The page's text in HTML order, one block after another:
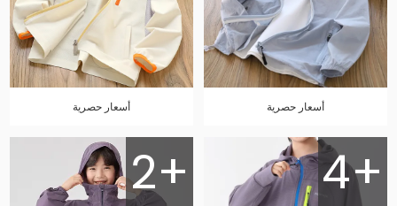
أسعار حصرية أسعار حصرية
4+
2+